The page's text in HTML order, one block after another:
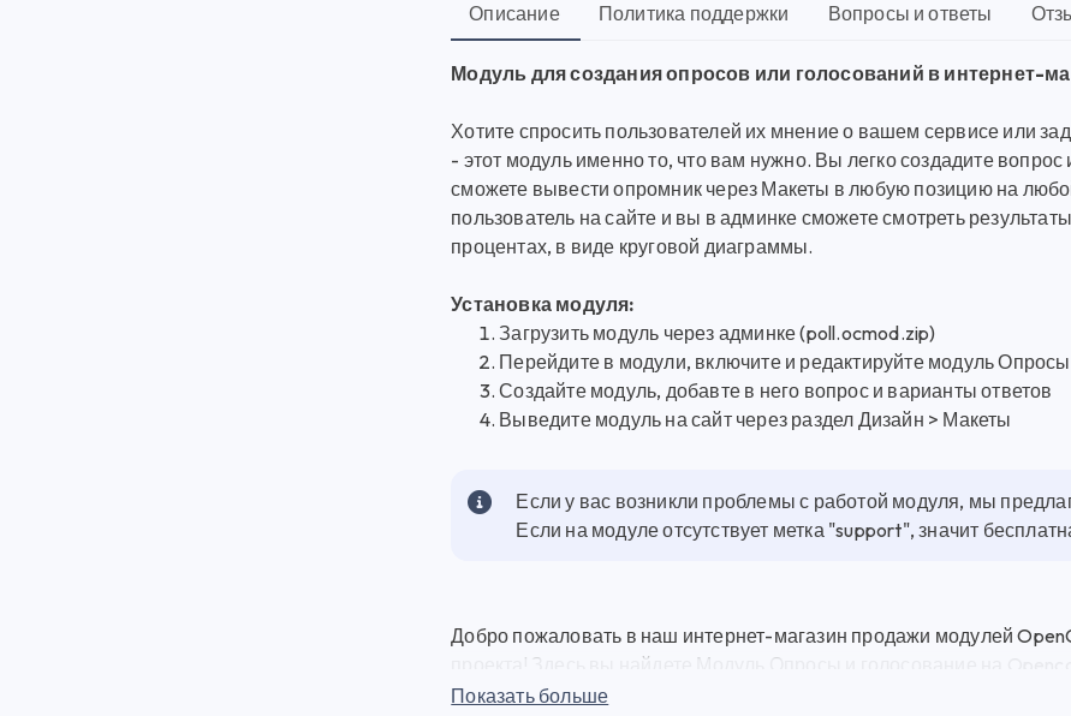
Описание Политика поддержки Вопросы и ответы
Модуль для создания опросов или голосований в интернет-
Хотите спросить пользователей их мнение о вашем сервисе или
- этот модуль именно то, что вам нужно. Вы легко создадите
сможете вывести опромник через Макеты в любую позицию на
пользователь на сайте и вы в админке сможете смотреть
процентах, в виде круговой диаграммы.
Установка модуля:
Загрузить модуль через админке (poll.ocmod.zip)
Перейдите в модули, включите и редактируйте модуль
Создайте модуль, добавте в него вопрос и варианты ответов
Выведите модуль на сайт через раздел Дизайн > Макеты
Если у вас возникли проблемы с работой модуля, мы
Если на модуле отсутствует метка "support", значит
Добро пожаловать в наш интернет-магазин продажи модулей
проекта! Здесь вы найдете Модуль Опросы и голосование на
и модулей для веб-разработки по выгодным ценам. Модуль
Показать больше